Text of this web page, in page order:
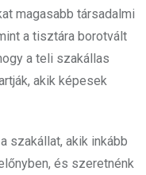
magasabb társadalmi
a tisztára borotvált
a teli szakállas
akik képesek
szakállat, akik inkább
és szeretnénk